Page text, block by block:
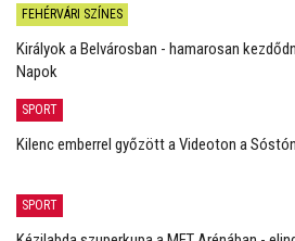
FEHÉRVÁRI SZÍNES
Királyok a Belvárosban - hamarosan
Napok
SPORT
Kilenc emberrel győzött a Videoton a Sóstón
SPORT